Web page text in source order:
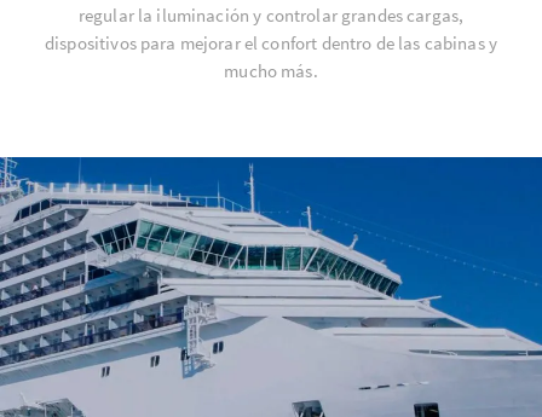
regular la iluminación y controlar grandes cargas,
dispositivos para mejorar el confort dentro de las cabinas y
mucho más.